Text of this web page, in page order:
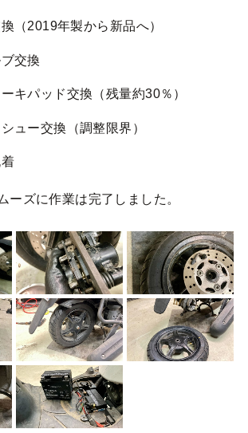
（2019年製から新品へ）
交換
キパッド交換（残量約30％）
ュー交換（調整限界）
ーズに作業は完了しました。